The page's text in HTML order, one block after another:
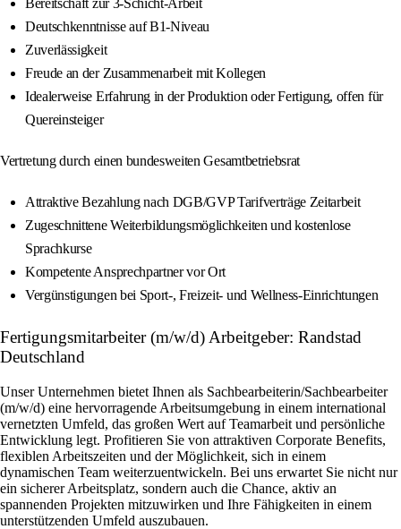
Bereitschaft zur 3-Schicht-Arbeit
Deutschkenntnisse auf B1-Niveau
Zuverlässigkeit
Freude an der Zusammenarbeit mit Kollegen
Idealerweise Erfahrung in der Produktion oder Fertigung, offen für
Quereinsteiger
Vertretung durch einen bundesweiten Gesamtbetriebsrat
Attraktive Bezahlung nach DGB/GVP Tarifverträge Zeitarbeit
Zugeschnittene Weiterbildungsmöglichkeiten und kostenlose
Sprachkurse
Kompetente Ansprechpartner vor Ort
Vergünstigungen bei Sport-, Freizeit- und Wellness-Einrichtungen
Fertigungsmitarbeiter (m/w/d) Arbeitgeber: Randstad
Deutschland
Unser Unternehmen bietet Ihnen als Sachbearbeiterin/Sachbearbeiter
(m/w/d) eine hervorragende Arbeitsumgebung in einem international
vernetzten Umfeld, das großen Wert auf Teamarbeit und persönliche
Entwicklung legt. Profitieren Sie von attraktiven Corporate Benefits,
flexiblen Arbeitszeiten und der Möglichkeit, sich in einem
dynamischen Team weiterzuentwickeln. Bei uns erwartet Sie nicht nur
ein sicherer Arbeitsplatz, sondern auch die Chance, aktiv an
spannenden Projekten mitzuwirken und Ihre Fähigkeiten in einem
unterstützenden Umfeld auszubauen.